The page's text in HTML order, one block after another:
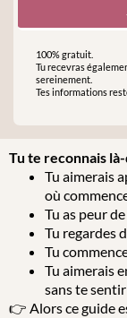
100% gratuit.
Tu recevras
sereinement.
Tes informations
Tu te reconnais là-
Tu aimerais
où
Tu as peur
Tu regardes
Tu
Tu aimerais
sans te
👉 Alors ce guide